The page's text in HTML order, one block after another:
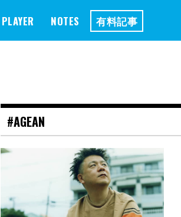
PLAYER NOTES 有料記事
#AGEAN